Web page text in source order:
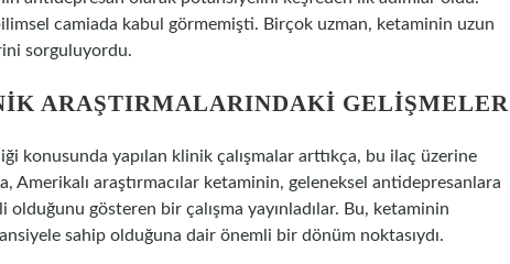
camiada kabul görmemişti. Birçok uzman, ketaminin uzun
sorguluyordu.
ARAŞTIRMALARINDAKI GELIŞMELER
konusunda yapılan klinik çalışmalar arttıkça, bu ilaç üzerine
Amerikalı araştırmacılar ketaminin, geleneksel antidepresanlara
gösteren bir çalışma yayınladılar. Bu, ketaminin
sahip olduğuna dair önemli bir dönüm noktasıydı.